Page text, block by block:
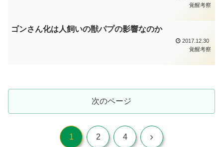
覚醒考察
ゴンさん化は人飼いの獣パプの影響なのか
2017.12.30
覚醒考察
次のページ
1 2 4 次